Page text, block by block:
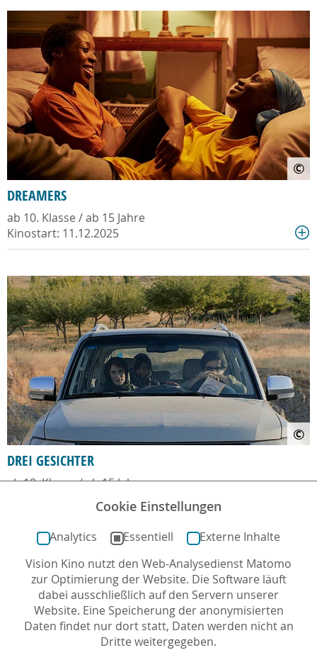
©
DREAMERS
ab 10. Klasse / ab 15 Jahre
Kinostart: 11.12.2025
©
DREI GESICHTER
ab 10. Klasse / ab 15 Jahre
Kinostart: 26.12.2018Cookie Einstellungen
Analytics Essentiell
Externe Inhalte
Vision Kino nutzt den Web-Analysedienst Matomo
zur Optimierung der Website. Die Software läuft
dabei ausschließlich auf den Servern unserer
Website. Eine Speicherung der anonymisierten
Daten findet nur dort statt, Daten werden nicht an
Dritte weitergegeben.